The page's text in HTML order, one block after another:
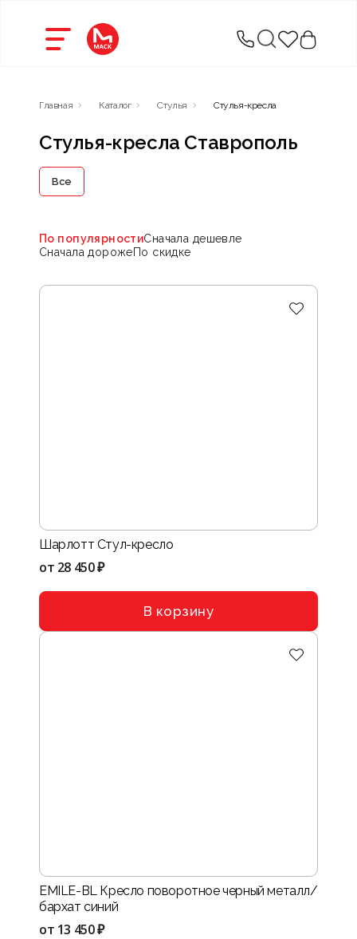
Главная Каталог Стулья Стулья-кресла
Стулья-кресла Ставрополь
Все
По популярностиСначала дешевле
Сначала дорожеПо скидке
Шарлотт Стул-кресло
от 28 450 ₽
В корзину
EMILE-BL Кресло поворотное черный металл/
бархат синий
от 13 450 ₽